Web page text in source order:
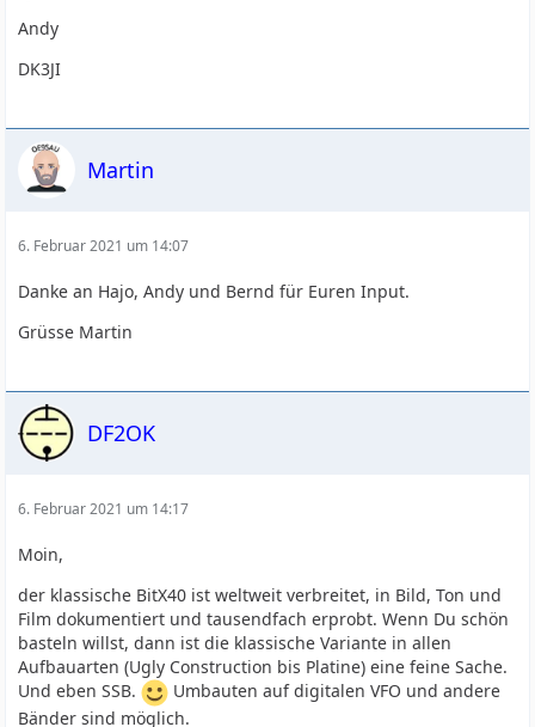
Andy
DK3JI
Martin
6. Februar 2021 um 14:07
Danke an Hajo, Andy und Bernd für Euren Input.
Grüsse Martin
DF2OK
6. Februar 2021 um 14:17
Moin,
der klassische BitX40 ist weltweit verbreitet, in Bild, Ton und
Film dokumentiert und tausendfach erprobt. Wenn Du schön
basteln willst, dann ist die klassische Variante in allen
Aufbauarten (Ugly Construction bis Platine) eine feine Sache.
Und eben SSB.
Umbauten auf digitalen VFO und andere
Bänder sind möglich.